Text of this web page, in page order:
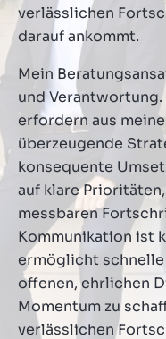
verlässlichen
darauf ankommt.
Mein
und
erfordern aus
überzeugende
konsequente
auf klare
messbaren
Kommunikation ist
ermöglicht
offenen, ehrlichen
Momentum zu
verlässlichen